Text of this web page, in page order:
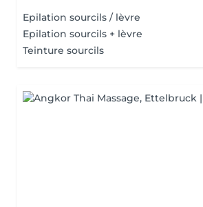
Epilation sourcils / lèvre
Epilation sourcils + lèvre
Teinture sourcils